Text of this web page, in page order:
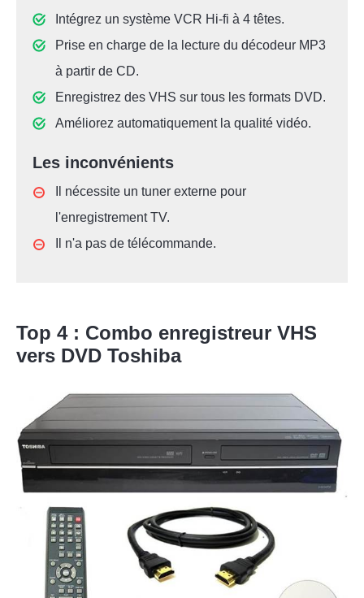
Intégrez un système VCR Hi-fi à 4 têtes.
Prise en charge de la lecture du décodeur MP3
à partir de CD.
Enregistrez des VHS sur tous les formats DVD.
Améliorez automatiquement la qualité vidéo.
Les inconvénients
Il nécessite un tuner externe pour
l'enregistrement TV.
Il n'a pas de télécommande.
Top 4 : Combo enregistreur VHS
vers DVD Toshiba